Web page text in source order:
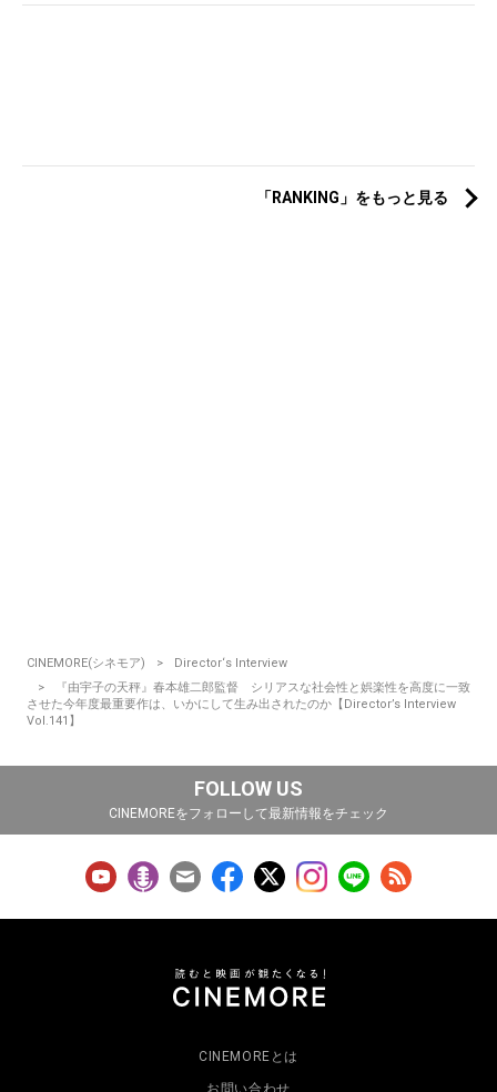
「RANKING」をもっと見る
CINEMORE(シネモア)
Director‘s Interview
『由宇子の天秤』春本雄二郎監督 シリアスな社会性と娯楽性を高度に一致
させた今年度最重要作は、いかにして生み出されたのか【Director’s Interview
Vol.141】
FOLLOW US
CINEMOREをフォローして最新情報をチェック
CINEMOREとは
お問い合わせ